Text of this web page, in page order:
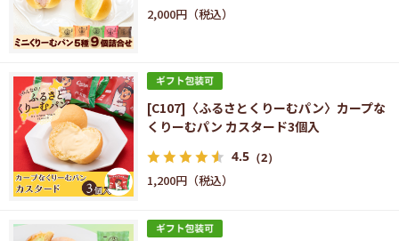
2,000円
[C107]〈ふるさとくりーむパン〉カープな
くりーむパン カスタード3個入
4.5 （2）
1,200円